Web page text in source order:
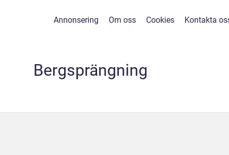
Annonsering Om oss Cookies Kontakta
Bergsprängning